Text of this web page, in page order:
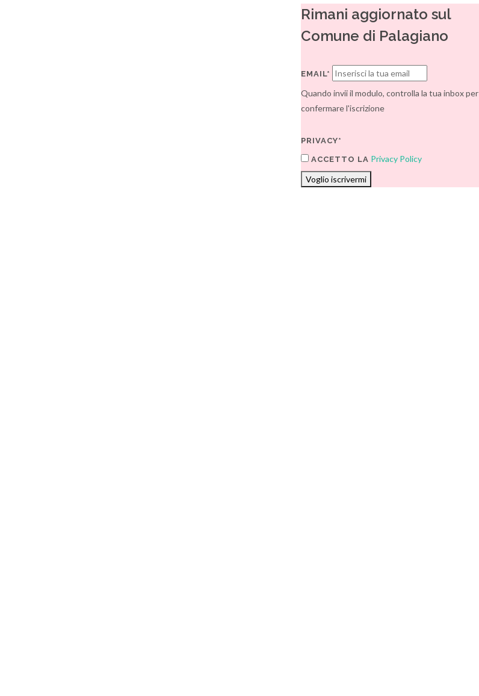
Rimani aggiornato sul
Comune di Palagiano
EMAIL*
Quando invii il modulo, controlla la tua inbox per
confermare l'iscrizione
PRIVACY*
ACCETTO LA Privacy Policy
Voglio iscrivermi